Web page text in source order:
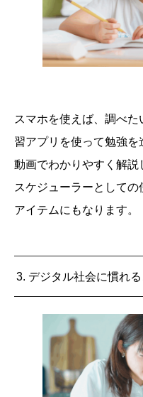
スマホを使えば、調べ
習アプリを使って勉強を
動画でわかりやすく解説
スケジューラーとして
アイテムにもなります。
3. デジタル社会に慣れ